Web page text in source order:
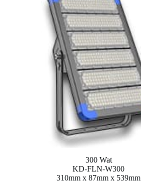
300 Wat
KD-FLN-W300
310mm x 87mm x 539mm